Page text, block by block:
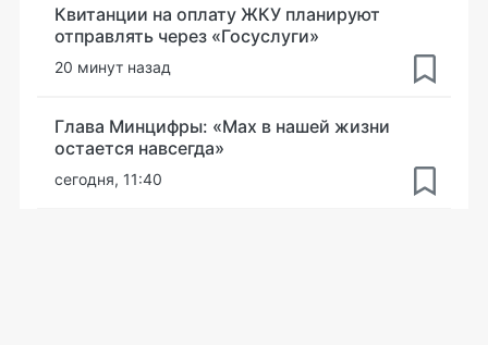
Квитанции на оплату ЖКУ планируют
отправлять через «Госуслуги»
20 минут назад
Глава Минцифры: «Мах в нашей жизни
остается навсегда»
сегодня, 11:40